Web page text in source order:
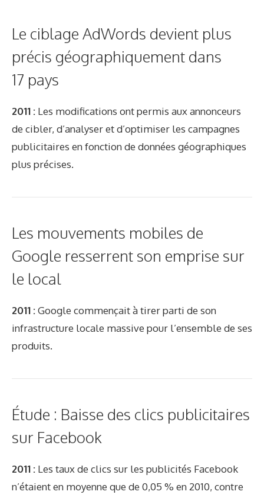
Le ciblage AdWords devient plus
précis géographiquement dans
17 pays
2011 : Les modifications ont permis aux annonceurs
de cibler, d’analyser et d’optimiser les campagnes
publicitaires en fonction de données géographiques
plus précises.
Les mouvements mobiles de
Google resserrent son emprise sur
le local
2011 :Google commençait à tirer parti de son
infrastructure locale massive pour l’ensemble de ses
produits.
Étude : Baisse des clics publicitaires
sur Facebook
2011 : Les taux de clics sur les publicités Facebook
n’étaient en moyenne que de 0,05 % en 2010, contre